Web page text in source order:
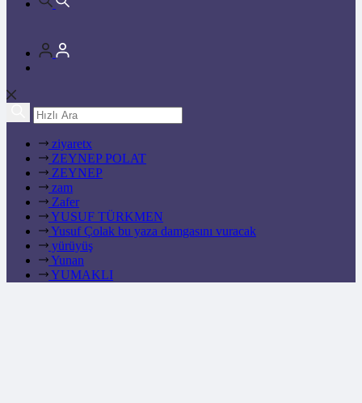
ziyaretx
ZEYNEP POLAT
ZEYNEP
zam
Zafer
YUSUF TÜRKMEN
Yusuf Çolak bu yaza damgasını vuracak
yürüyüş
Yunan
YUMAKLI